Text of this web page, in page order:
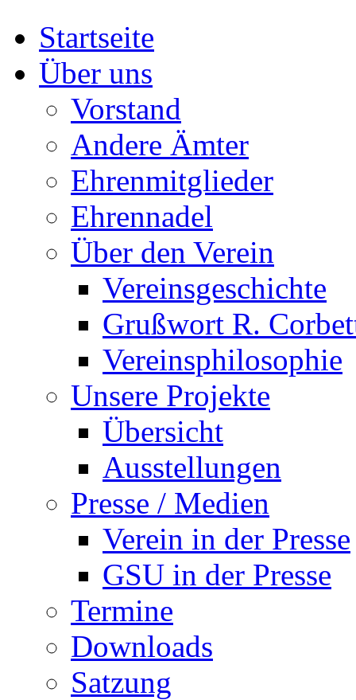
Startseite
Über uns
Vorstand
Andere Ämter
Ehrenmitglieder
Ehrennadel
Über den Verein
Vereinsgeschichte
Grußwort R.
Vereinsphilosophie
Unsere Projekte
Übersicht
Ausstellungen
Presse / Medien
Verein in der Presse
GSU in der Presse
Termine
Downloads
Satzung